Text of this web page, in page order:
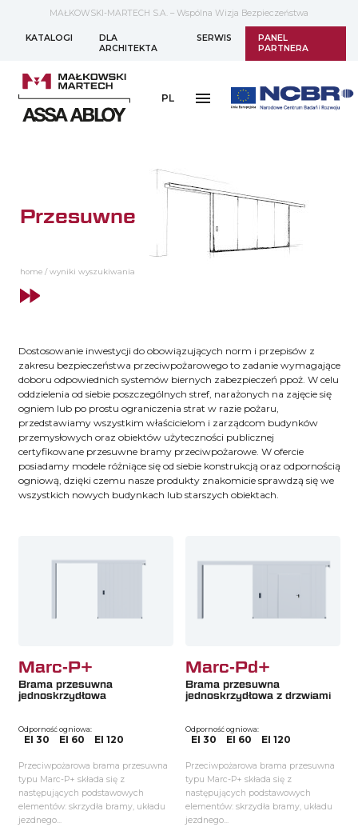
MAŁKOWSKI-MARTECH S.A. – Wspólna Wizja Bezpieczeństwa
KATALOGI
DLA
ARCHITEKTA
SERWIS
PANEL
PARTNERA
PL
Przesuwne
home / wyniki wyszukiwania
Dostosowanie inwestycji do obowiązujących norm i przepisów z
zakresu bezpieczeństwa przeciwpożarowego to zadanie wymagające
doboru odpowiednich systemów biernych zabezpieczeń ppoż. W celu
oddzielenia od siebie poszczególnych stref, narażonych na zajęcie się
ogniem lub po prostu ograniczenia strat w razie pożaru,
przedstawiamy wszystkim właścicielom i zarządcom budynków
przemysłowych oraz obiektów użyteczności publicznej
certyfikowane przesuwne bramy przeciwpożarowe. W ofercie
posiadamy modele różniące się od siebie konstrukcją oraz odpornością
ogniową, dzięki czemu nasze produkty znakomicie sprawdzą się we
wszystkich nowych budynkach lub starszych obiektach.
Marc-P+
Brama przesuwna
jednoskrzydłowa
Odporność ogniowa:
EI 30 EI 60 EI 120
Przeciwpożarowa brama przesuwna
typu Marc-P+ składa się z
następujących podstawowych
elementów: skrzydła bramy, układu
jezdnego...
Marc-Pd+
Brama przesuwna
jednoskrzydłowa z drzwiami
Odporność ogniowa:
EI 30 EI 60 EI 120
Przeciwpożarowa brama przesuwna
typu Marc-P+ składa się z
następujących podstawowych
elementów: skrzydła bramy, układu
jezdnego...